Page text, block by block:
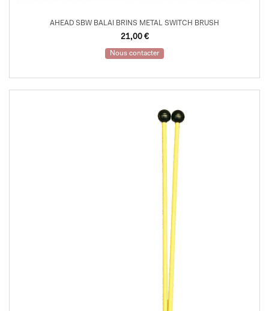
AHEAD SBW BALAI BRINS METAL SWITCH BRUSH
21,00 €
Nous contacter